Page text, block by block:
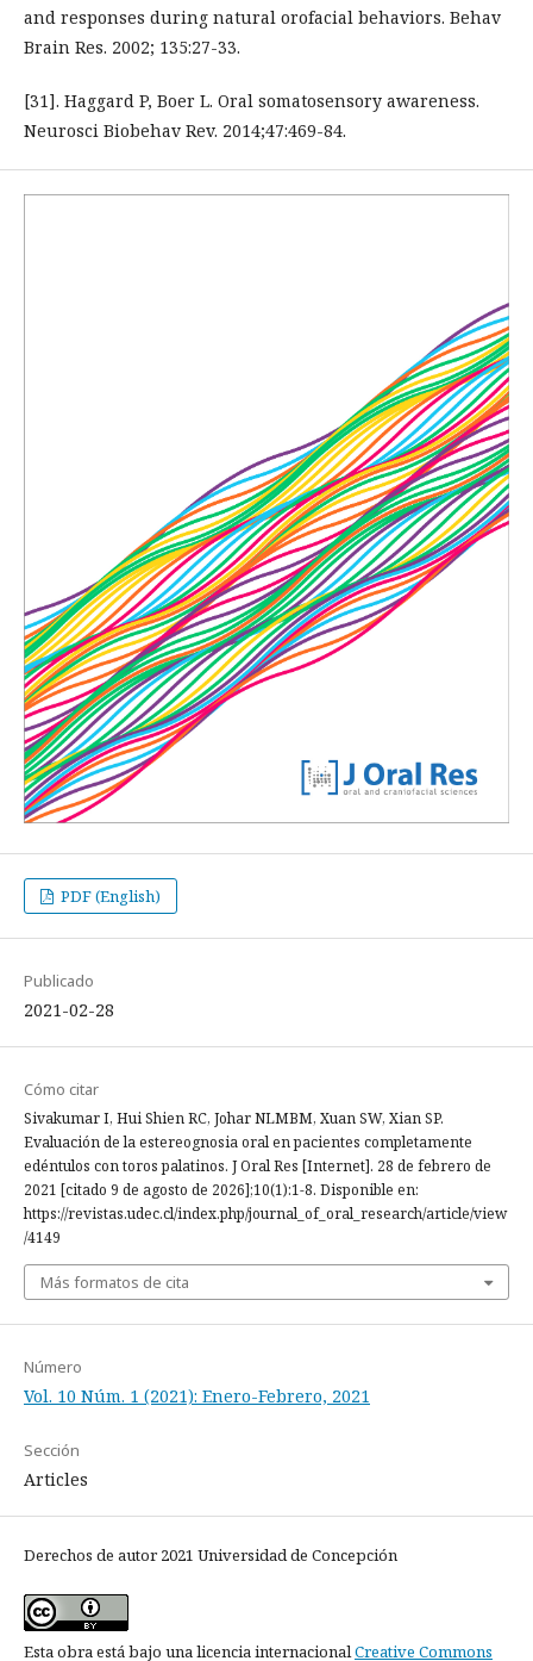
and responses during natural orofacial behaviors. Behav
Brain Res. 2002; 135:27-33.
[31]. Haggard P, Boer L. Oral somatosensory awareness.
Neurosci Biobehav Rev. 2014;47:469-84.
PDF (English)
Publicado
2021-02-28
Cómo citar
Sivakumar I, Hui Shien RC, Johar NLMBM, Xuan SW, Xian SP.
Evaluación de la estereognosia oral en pacientes completamente
edéntulos con toros palatinos. J Oral Res [Internet]. 28 de febrero de
2021 [citado 9 de agosto de 2026];10(1):1-8. Disponible en:
https://revistas.udec.cl/index.php/journal_of_oral_research/article/view
/4149
Más formatos de cita
Número
Vol. 10 Núm. 1 (2021): Enero-Febrero, 2021
Sección
Articles
Derechos de autor 2021 Universidad de Concepción
Esta obra está bajo una licencia internacionalCreative Commons